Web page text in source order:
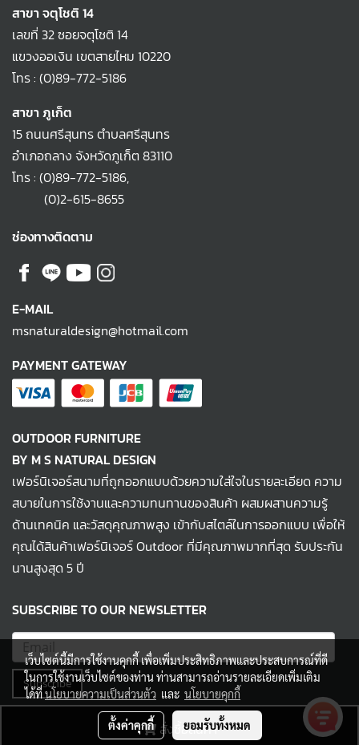
สั่งซื้อสินค้า
สาขา จตุโชติ 14
เลขที่ 32 ซอยจตุโชติ 14
แขวงออเงิน เขตสายไหม 10220
โทร : (0)89-772-5186
สาขา ภูเก็ต
15 ถนนศรีสุนทร ตำบลศรีสุนทร
อำเภอถลาง จังหวัดภูเก็ต 83110
โทร : (0)89-772-5186,
(0)2-615-8655
ช่องทางติดตาม
E-MAIL
msnaturaldesign@hotmail.com
PAYMENT GATEWAY
OUTDOOR FURNITURE
BY M S NATURAL DESIGN
เฟอร์นิเจอร์สนามที่ถูกออกแบบด้วยความใส่ใจในรายละเอียด ความ
สบายในการใช้งานและความทนทานของสินค้า ผสมผสานความรู้
ด้านเทคนิค และวัสดุคุณภาพสูง เข้ากับสไตล์ในการออกแบบ เพื่อให้
คุณได้สินค้าเฟอร์นิเจอร์ Outdoor ที่มีคุณภาพมากที่สุด รับประกัน
นานสูงสุด 5 ปี
SUBSCRIBE TO OUR NEWSLETTER
Subscribe
© MS NATURAL DESIGN 2022 All Rights Reserved.
เว็บไซต์นี้มีการใช้งานคุกกี้ เพื่อเพิ่มประสิทธิภาพและประสบการณ์ที่ดี
ในการใช้งานเว็บไซต์ของท่าน ท่านสามารถอ่านรายละเอียดเพิ่มเติม
ได้ที่นโยบายความเป็นส่วนตัว และ นโยบายคุกกี้
ตั้งค่าคุกกี้ ยอมรับทั้งหมด